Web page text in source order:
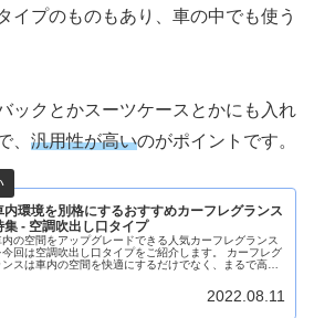
イプのものもあり、車の中でも使う
ックとかスーツケースとかにも入れ
、 汎用性が高いのがポイントです。
内環境を別格にするおすすめカーフレグランス
集 - 空調吹出し口タイプ
内の空間をアップグレードできる人気カーフレグランス
今回は空調吹出し口タイプをご紹介します。 カーフレグ
ンスは車内の空間を快適にするだけでなく、まるで高級
数多くあり、今回はその中でも私が特におすすめなもの
2022.08.11